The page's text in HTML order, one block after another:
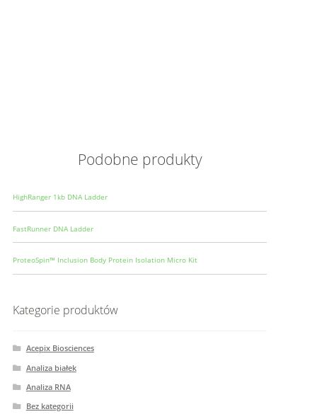
Podobne produkty
HighRanger 1kb DNA Ladder
FastRunner DNA Ladder
ProteoSpin™ Inclusion Body Protein Isolation Micro Kit
Kategorie produktów
Acepix Biosciences
Analiza białek
Analiza RNA
Bez kategorii